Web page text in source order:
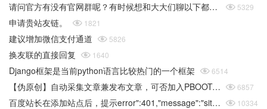
请问官方有没有官网群呢？有时候想和大大们聊以下都没办法  5329
申请贵站友链。  1821
建议增加微信支付通道  5826
换友联的直接回复  1640
Django框架是当前python语言比较热门的一个框架  6514
【伪原创】自动采集文章兼发布文章，可否加入PBOOTCMS的采集功能  6857
百度站长在添加站点后，提示error":401,"message":"site sid is empty或者推送链接错误  10334